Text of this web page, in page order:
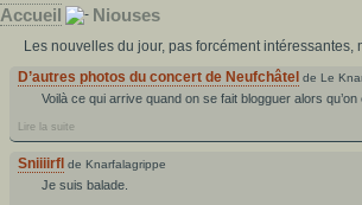
Accueil Niouses
Les nouvelles du jour, pas forcément intéressantes,
D’autres photos du concert de Neufchâtel de Le
Voilà ce qui arrive quand on se fait blogguer alors
Lire la suite
Sniiiirfl de Knarfalagrippe
Je suis balade.